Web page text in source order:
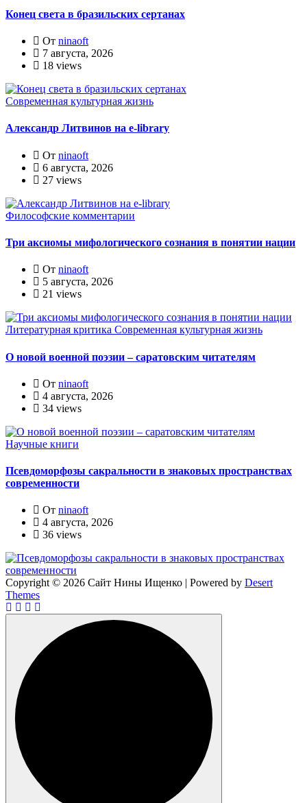
Конец света в бразильских сертанах
От ninaoft
7 августа, 2026
18 views
Современная культурная жизнь
Александр Литвинов на e-library
От ninaoft
6 августа, 2026
27 views
Философские комментарии
Три аксиомы мифологического сознания в понятии нации
От ninaoft
5 августа, 2026
21 views
Литературная критика Современная культурная жизнь
О новой военной поэзии – саратовским читателям
От ninaoft
4 августа, 2026
34 views
Научные книги
Псевдоморфозы сакральности в знаковых пространствах
современности
От ninaoft
4 августа, 2026
36 views
Copyright © 2026 Сайт Нины Ищенко | Powered by Desert
Themes